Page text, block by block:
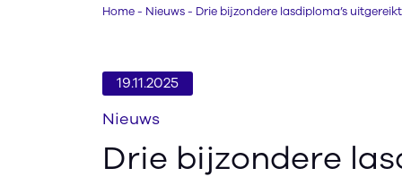
Verwijzers
Over
Home- Nieuws- Drie bijzondere lasdiploma’s uitgereikt
19.11.2025
Nieuws
Drie bijzondere